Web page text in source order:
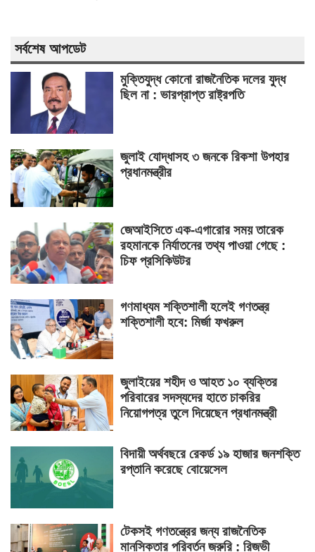
সর্বশেষ আপডেট
মুক্তিযুদ্ধ কোনো রাজনৈতিক দলের যুদ্ধ
ছিল না : ভারপ্রাপ্ত রাষ্ট্রপতি
জুলাই যোদ্ধাসহ ৩ জনকে রিকশা উপহার
প্রধানমন্ত্রীর
জেআইসিতে এক-এগারোর সময় তারেক
রহমানকে নির্যাতনের তথ্য পাওয়া গেছে :
চিফ প্রসিকিউটর
গণমাধ্যম শক্তিশালী হলেই গণতন্ত্র
শক্তিশালী হবে: মির্জা ফখরুল
জুলাইয়ের শহীদ ও আহত ১০ ব্যক্তির
পরিবারের সদস্যদের হাতে চাকরির
নিয়োগপত্র তুলে দিয়েছেন প্রধানমন্ত্রী
বিদায়ী অর্থবছরে রেকর্ড ১৯ হাজার জনশক্তি
রপ্তানি করেছে বোয়েসেল
টেকসই গণতন্ত্রের জন্য রাজনৈতিক
মানসিকতার পরিবর্তন জরুরি : রিজভী